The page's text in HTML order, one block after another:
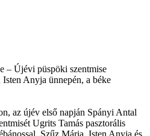
– Újévi püspöki szentmise
Anyja ünnepén, a béke
az újév első napján Spányi Antal
Ugrits Tamás pasztorális
Szűz Mária, Isten Anyja és